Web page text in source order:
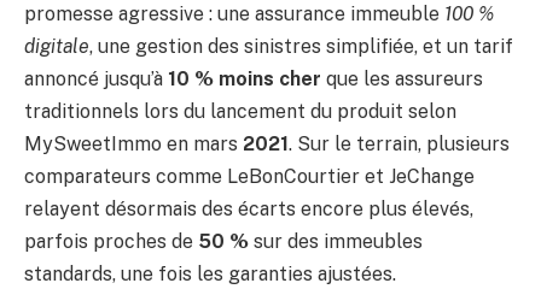
promesse agressive : une assurance immeuble 100 %
digitale, une gestion des sinistres simplifiée, et un tarif
annoncé jusqu’à 10 % moins cher que les assureurs
traditionnels lors du lancement du produit selon
MySweetImmo en mars 2021. Sur le terrain, plusieurs
comparateurs comme LeBonCourtier et JeChange
relayent désormais des écarts encore plus élevés,
parfois proches de 50 % sur des immeubles
standards, une fois les garanties ajustées.